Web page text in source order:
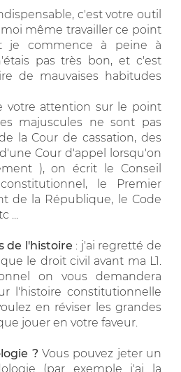
c'est votre outil
même travailler ce point
je commence à peine à
pas très bon, et c'est
de mauvaises habitudes
votre attention sur le point
majuscules ne sont pas
la Cour de cassation, des
Cour d'appel lorsqu'on
), on écrit le Conseil
le Premier
de la République, le Code
...
de l'histoire : j'ai regretté de
le droit civil avant ma L1.
on vous demandera
l'histoire constitutionnelle
en réviser les grandes
jouer en votre faveur.
? Vous pouvez jeter un
(par exemple j'ai la